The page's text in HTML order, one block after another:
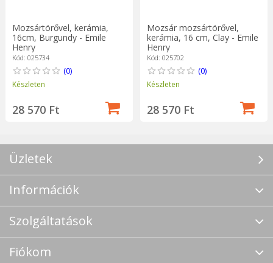
Mozsártörővel, kerámia,
16cm, Burgundy - Emile
Henry
Kód: 025734
(0)
Készleten
28 570 Ft
Mozsár mozsártörővel,
kerámia, 16 cm, Clay - Emile
Henry
Kód: 025702
(0)
Készleten
28 570 Ft
Üzletek
Információk
Szolgáltatások
Fiókom